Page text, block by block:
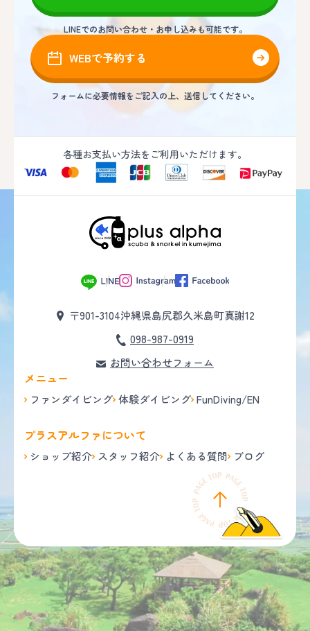
LINEでのお問い合わせ・お申し込みも可能です。
WEBで予約する
フォームに必要情報をご記入の上、送信してください。
各種お支払い方法をご利用いただけます。
〒901-3104沖縄県島尻郡久米島町真謝12
098-987-0919
お問い合わせフォーム
メニュー
ファンダイビング 体験ダイビング FunDiving/EN
プラスアルファについて
ショップ紹介 スタッフ紹介 よくある質問 ブログ